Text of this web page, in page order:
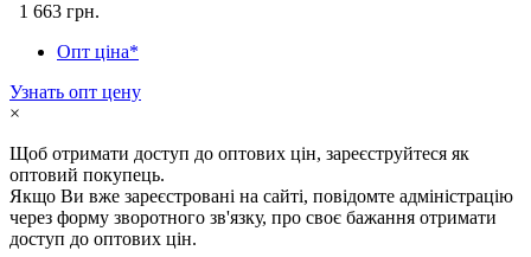
1 663 грн.
Опт ціна*
Узнать опт цену
×
Щоб отримати доступ до оптових цін, зареєструйтеся як
оптовий покупець.
Якщо Ви вже зареєстровані на сайті, повідомте адміністрацію
через форму зворотного зв'язку, про своє бажання отримати
доступ до оптових цін.